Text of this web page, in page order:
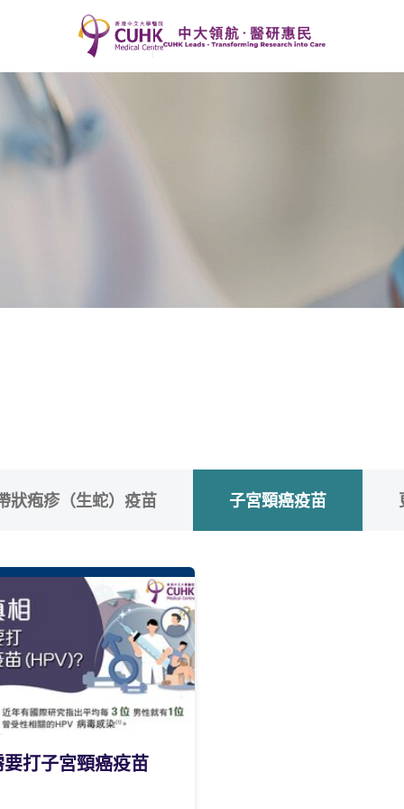
狀疱疹（生蛇）疫苗 子宮頸癌疫苗
打子宮頸癌疫苗